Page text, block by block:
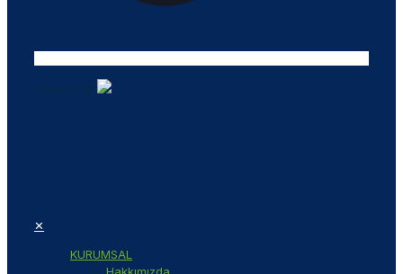
✕
KURUMSAL